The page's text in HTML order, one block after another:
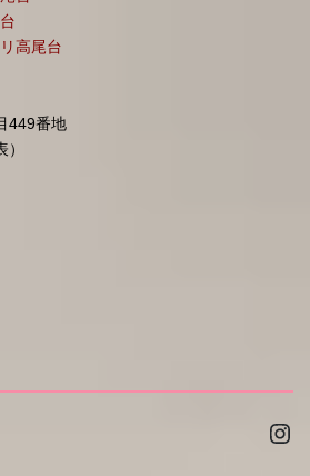
高尾台
449番地
）